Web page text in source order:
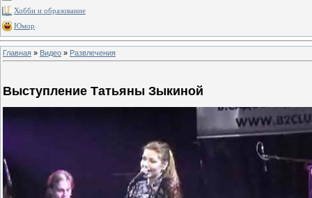
Хобби и образование
Юмор
Главная » Видео » Развлечения
Выступление Татьяны Зыкиной